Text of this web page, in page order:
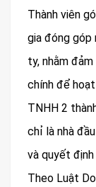
Thành viên
gia đóng góp
ty, nhằm
chính để
TNHH 2
chỉ là nhà
và quyết
Theo Luật